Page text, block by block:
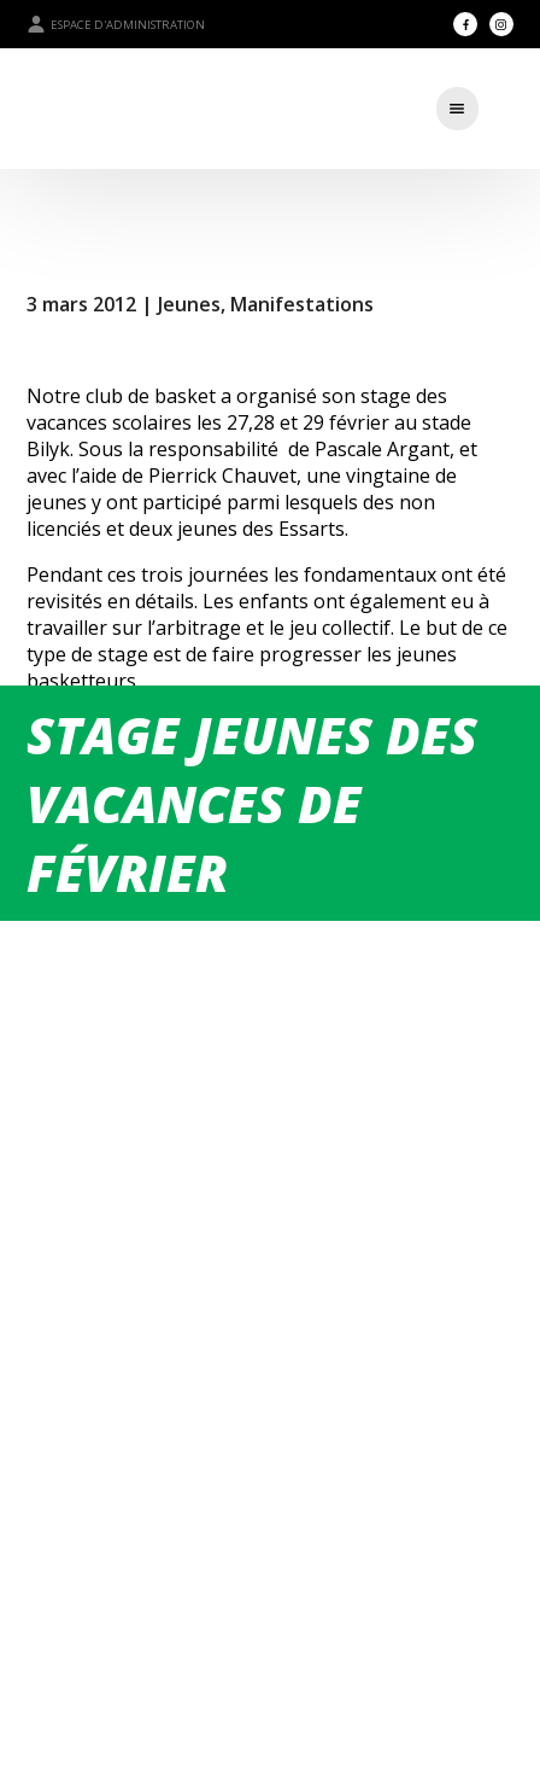
ESPACE D'ADMINISTRATION
STAGE JEUNES DES
VACANCES DE
FÉVRIER
3 mars 2012 | Jeunes, Manifestations
Notre club de basket a organisé son stage des
vacances scolaires les 27,28 et 29 février au stade
Bilyk. Sous la responsabilité de Pascale Argant, et
avec l’aide de Pierrick Chauvet, une vingtaine de
jeunes y ont participé parmi lesquels des non
licenciés et deux jeunes des Essarts.
Pendant ces trois journées les fondamentaux ont été
revisités en détails. Les enfants ont également eu à
travailler sur l’arbitrage et le jeu collectif. Le but de ce
type de stage est de faire progresser les jeunes
basketteurs.
Pendant les repas une très bonne ambiance régnait
et des jeux pour se détendre étaient fait.Une bonne
Le prochain stage sera proposé pendant les vacances
d’avril. Avis aux amateurs.
JPP